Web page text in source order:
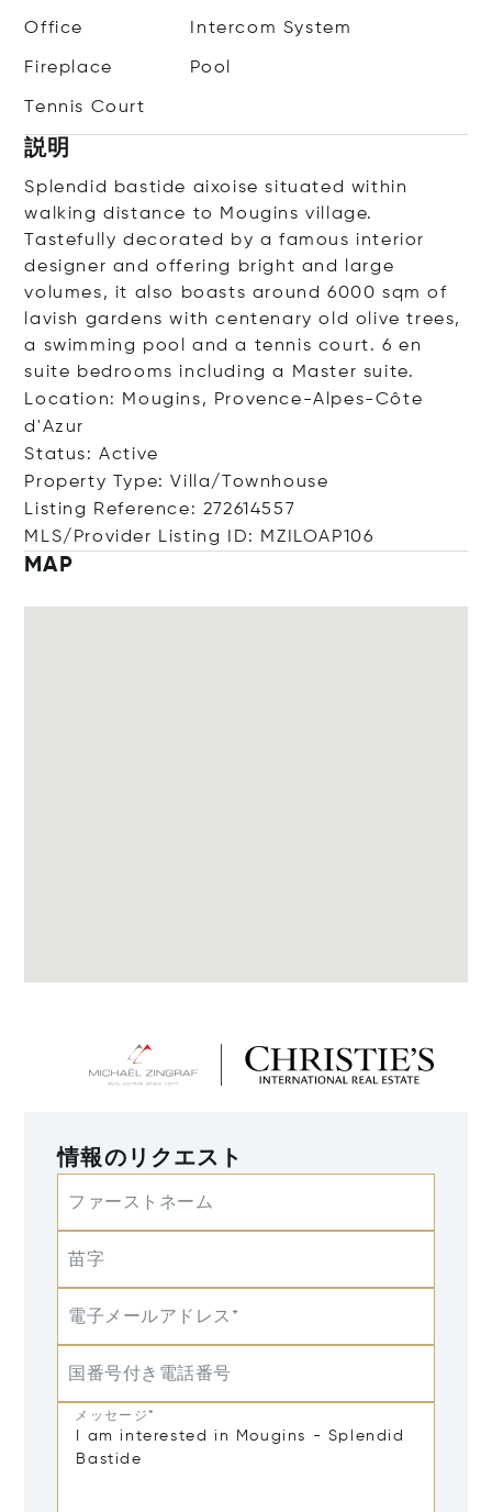
Office Intercom System
Fireplace Pool
Tennis Court
説明
Splendid bastide aixoise situated within
walking distance to Mougins village.
Tastefully decorated by a famous interior
designer and offering bright and large
volumes, it also boasts around 6000 sqm of
lavish gardens with centenary old olive trees,
a swimming pool and a tennis court. 6 en
suite bedrooms including a Master suite.
Location: Mougins, Provence-Alpes-Côte
d'Azur
Status: Active
Property Type: Villa/Townhouse
Listing Reference: 272614557
MLS/Provider Listing ID: MZILOAP106
MAP
情報のリクエスト
ファーストネーム
苗字
電子メールアドレス*
国番号付き電話番号
メッセージ*